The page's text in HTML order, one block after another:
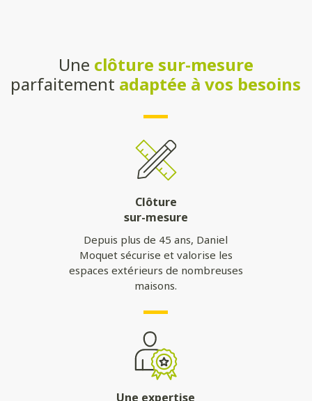
Une clôture sur-mesure
parfaitement adaptée à vos besoins
Clôture
sur-mesure
Depuis plus de 45 ans, Daniel
Moquet sécurise et valorise les
espaces extérieurs de nombreuses
maisons.
Une expertise